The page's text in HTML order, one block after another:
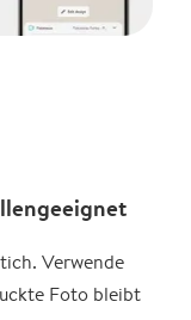
Verwende
Foto bleibt